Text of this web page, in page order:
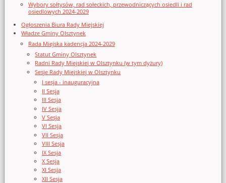
Wybory sołtysów, rad sołeckich, przewodniczących osiedli i rad
osiedlowych 2024-2029
Ogłoszenia Biura Rady Miejskiej
Władze Gminy Olsztynek
Rada Miejska kadencja 2024-2029
Statut Gminy Olsztynek
Radni Rady Miejskiej w Olsztynku (w tym dyżury)
Sesje Rady Miejskiej w Olsztynku
I sesja - inauguracyjna
II Sesja
III Sesja
IV Sesja
V Sesja
VI Sesja
VII Sesja
VIII Sesja
IX Sesja
X Sesja
XI Sesja
XII Sesja